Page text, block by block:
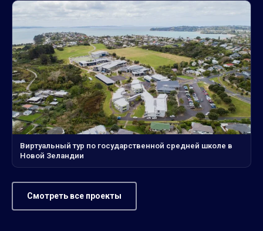
Виртуальный тур по государственной средней школе в
Новой Зеландии
Смотреть все проекты